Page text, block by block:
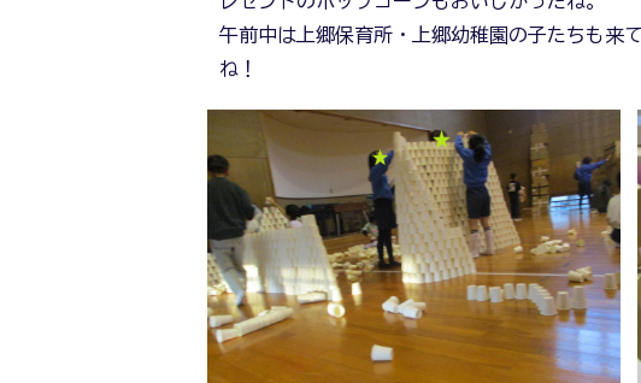
午前中は上郷保育所・上郷幼稚園の子たちも来
ね！